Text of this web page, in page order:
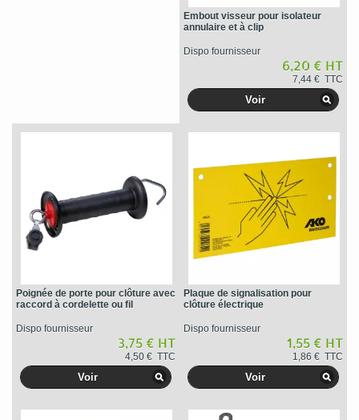
Embout visseur pour isolateur
annulaire et à clip
Dispo fournisseur
6,20 € HT
7,44 € TTC
Voir
Poignée de porte pour clôture avec
raccord à cordelette ou fil
Dispo fournisseur
3,75 € HT
4,50 € TTC
Voir
Plaque de signalisation pour
clôture électrique
Dispo fournisseur
1,55 € HT
1,86 € TTC
Voir